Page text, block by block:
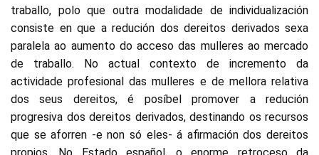
traballo, polo que outra modalidade de individualización
consiste en que a redución dos dereitos derivados sexa
paralela ao aumento do acceso das mulleres ao mercado
de traballo. No actual contexto de incremento da
actividade profesional das mulleres e de mellora relativa
dos seus dereitos, é posíbel promover a redución
progresiva dos dereitos derivados, destinando os recursos
que se aforren -e non só eles- á afirmación dos dereitos